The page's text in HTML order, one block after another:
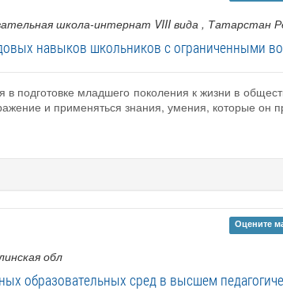
школа-интернат VIII вида , Татарстан
навыков школьников с ограниченными
в подготовке младшего поколения к жизни в
и применяться знания, умения, которые он
Оцените
обл
образовательных сред в высшем